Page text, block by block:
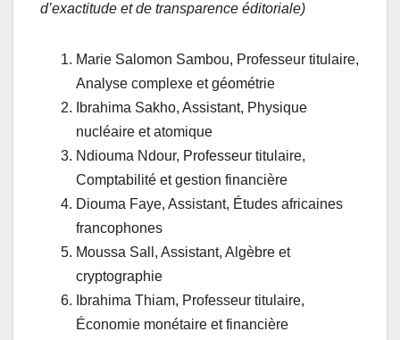
d’exactitude et de transparence éditoriale)
Marie Salomon Sambou, Professeur titulaire,
Analyse complexe et géométrie
Ibrahima Sakho, Assistant, Physique
nucléaire et atomique
Ndiouma Ndour, Professeur titulaire,
Comptabilité et gestion financière
Diouma Faye, Assistant, Études africaines
francophones
Moussa Sall, Assistant, Algèbre et
cryptographie
Ibrahima Thiam, Professeur titulaire,
Économie monétaire et financière